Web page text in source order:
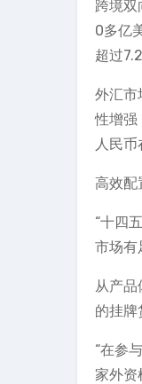
跨境
0多亿
超过
外汇市
性增强
人民
高效配
“十四
市场有
从产品
的挂牌
“在参
家外资